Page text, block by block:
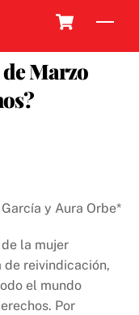
Marzo
y Aura Orbe*
la mujer
de reivindicación,
el mundo
Por